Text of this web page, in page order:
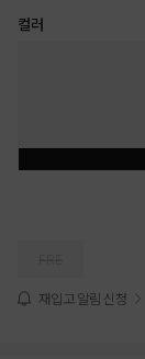
컬러
재입고 알림 신청